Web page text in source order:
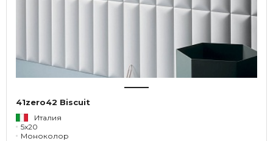
41zero42 Biscuit
Италия
5x20
Моноколор